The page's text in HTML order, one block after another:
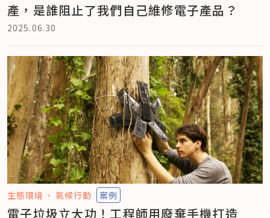
產，是誰阻止了我們自己維修電子產品？
2025.06.30
生態環境 氣候行動 案例
電子垃圾立大功！工程師用廢棄手機打造